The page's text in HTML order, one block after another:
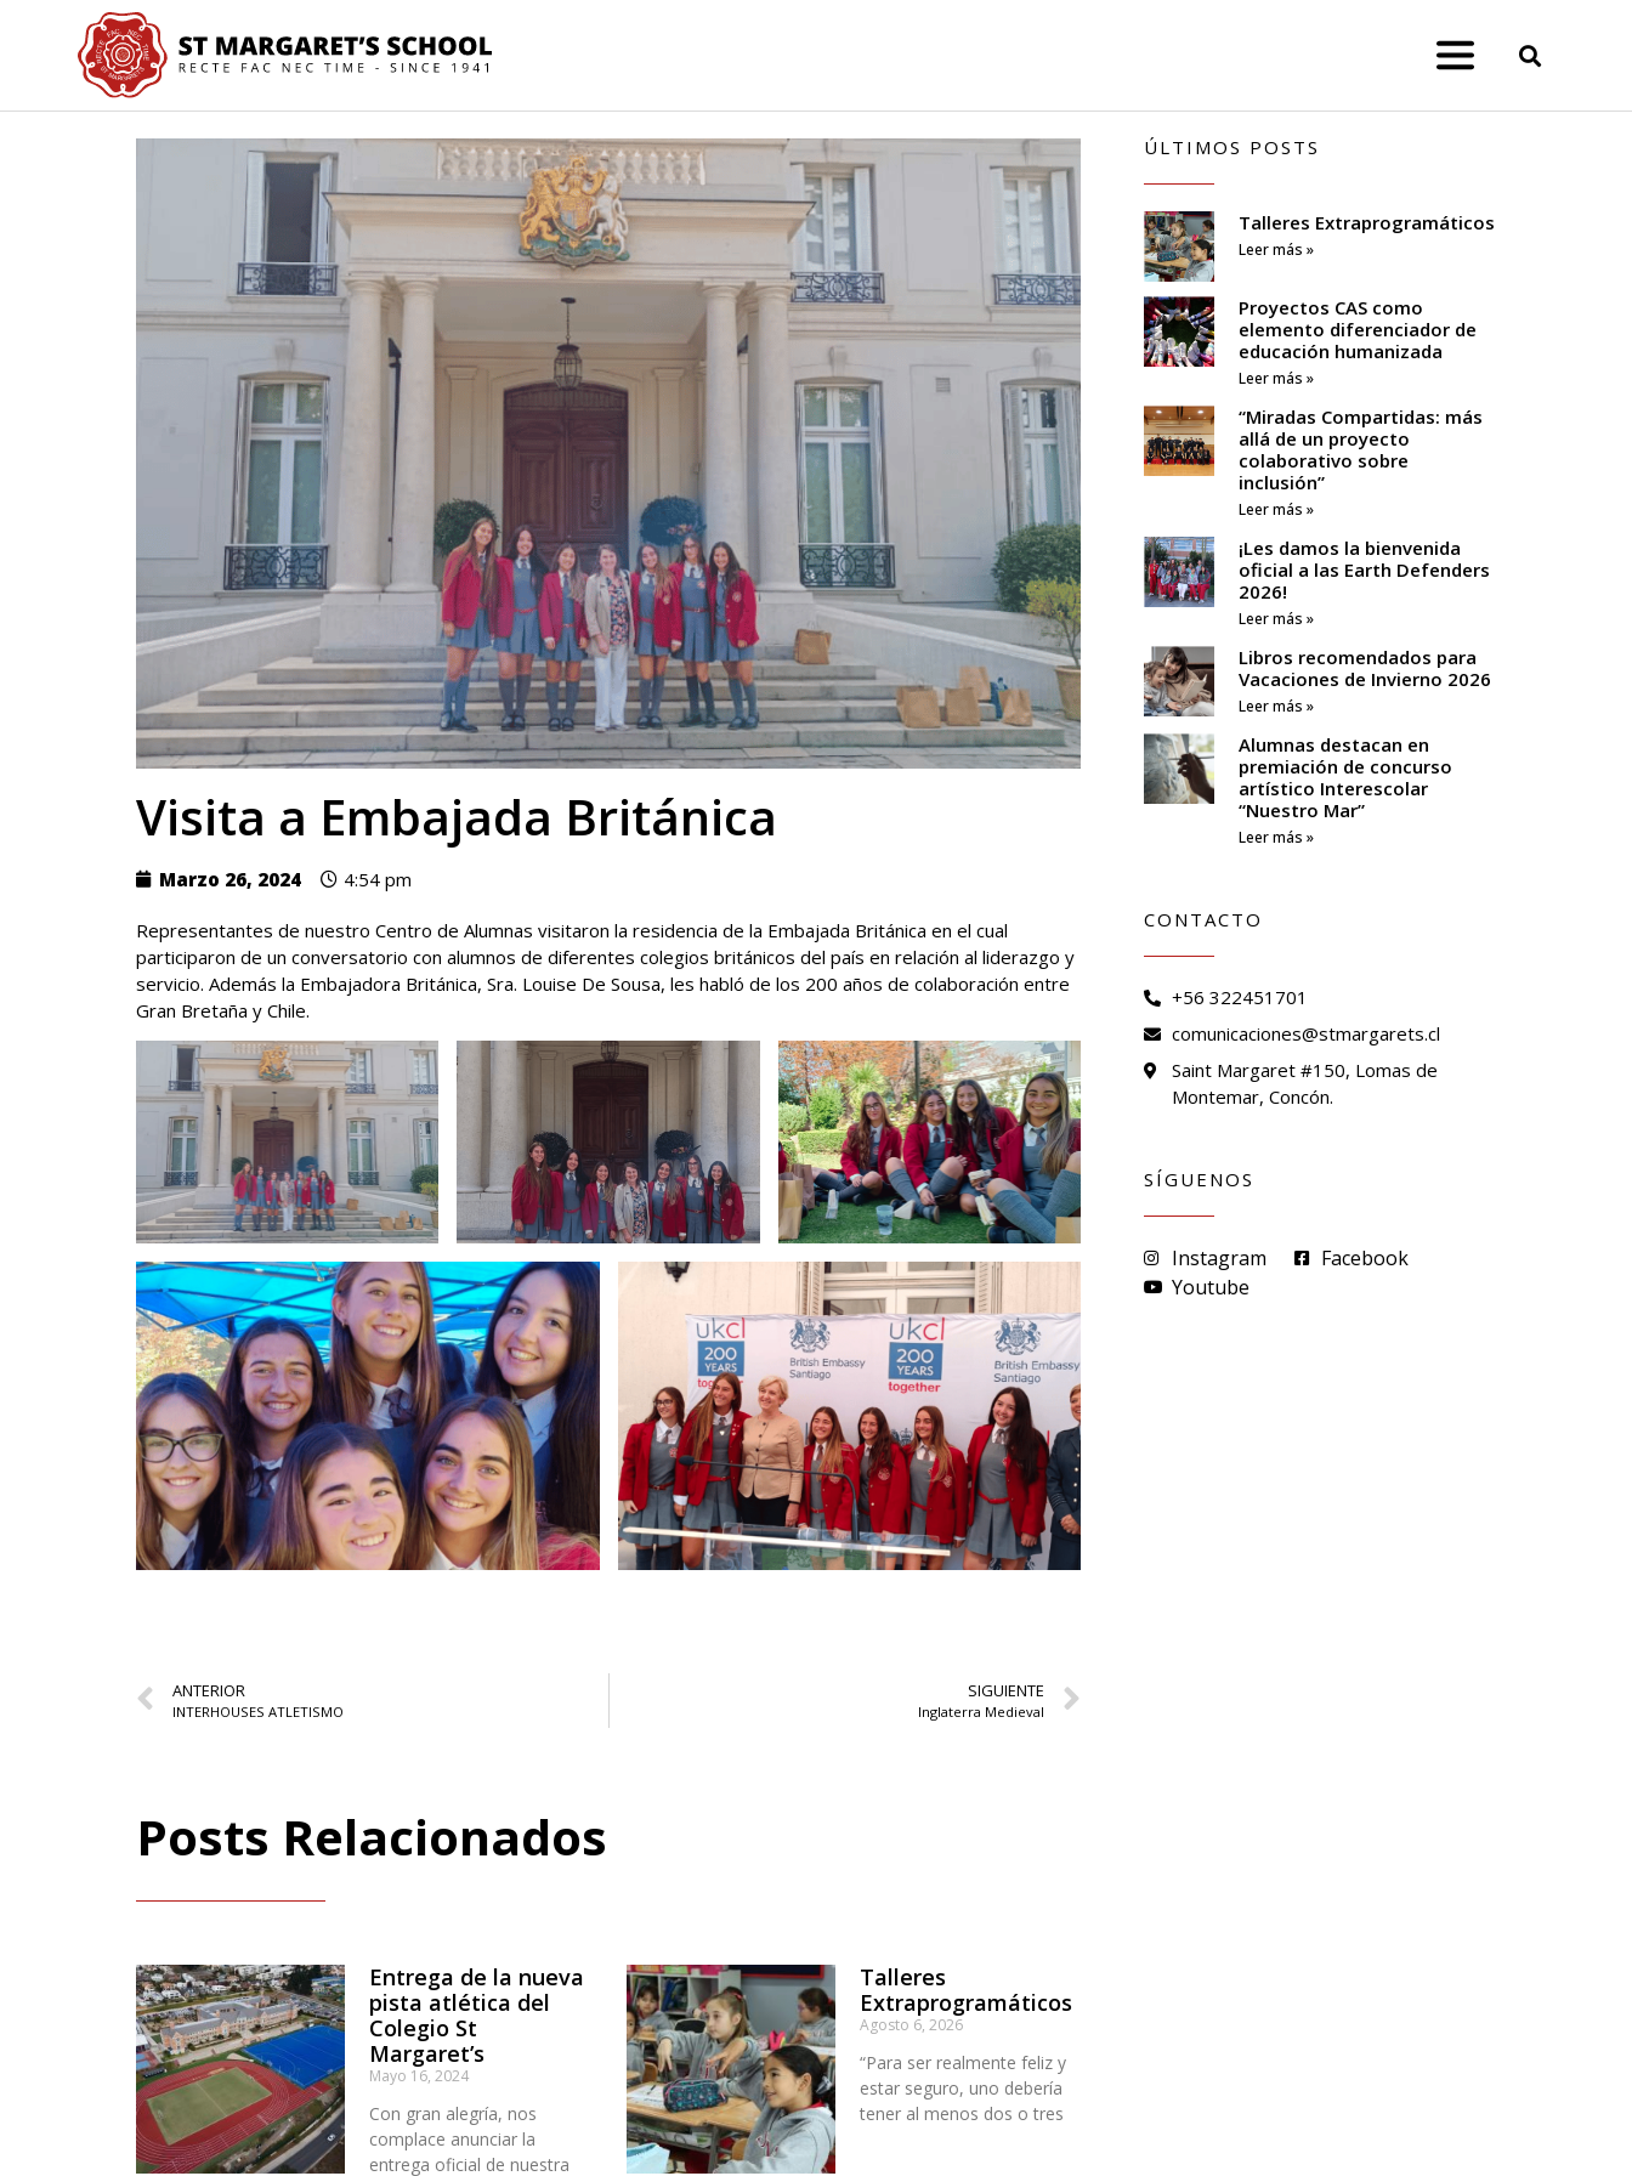
Visita a Embajada Británica
Marzo 26, 2024 4:54 pm
Representantes de nuestro Centro de Alumnas visitaron la residencia de la Embajada Británica en el cual
participaron de un conversatorio con alumnos de diferentes colegios británicos del país en relación al liderazgo y
servicio. Además la Embajadora Británica, Sra. Louise De Sousa, les habló de los 200 años de colaboración entre
Gran Bretaña y Chile.
ANTERIOR
INTERHOUSES ATLETISMO
SIGUIENTE
Inglaterra Medieval
Posts Relacionados
Entrega de la nueva
pista atlética del
Colegio St
Margaret’s
Mayo 16, 2024
Con gran alegría, nos
complace anunciar la
entrega oficial de nuestra
Talleres
Extraprogramáticos
Agosto 6, 2026
“Para ser realmente feliz y
estar seguro, uno debería
tener al menos dos o tres
ÚLTIMOS POSTS
Talleres Extraprogramáticos
Leer más »
Proyectos CAS como
elemento diferenciador de
educación humanizada
Leer más »
“Miradas Compartidas: más
allá de un proyecto
colaborativo sobre
inclusión”
Leer más »
¡Les damos la bienvenida
oficial a las Earth Defenders
2026!
Leer más »
Libros recomendados para
Vacaciones de Invierno 2026
Leer más »
Alumnas destacan en
premiación de concurso
artístico Interescolar
“Nuestro Mar”
Leer más »
CONTACTO
+56 322451701
comunicaciones@stmargarets.cl
Saint Margaret #150, Lomas de
Montemar, Concón.
SÍGUENOS
Instagram
Facebook
Youtube